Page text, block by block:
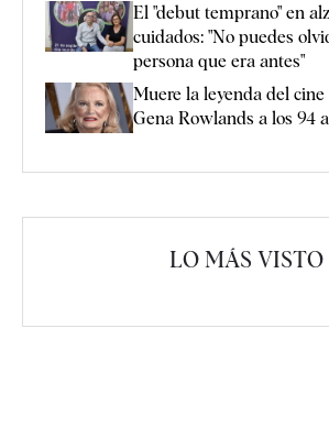
El "debut temprano" en
cuidados: "No puedes
persona que era antes"
Muere la leyenda del
Gena Rowlands a los 94
LO MÁS VISTO